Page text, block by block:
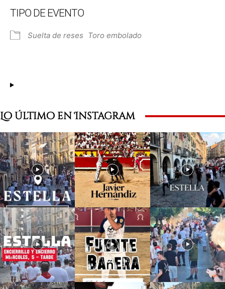
TIPO DE EVENTO
Suelta de reses Toro embolado
Lo último en Instagram